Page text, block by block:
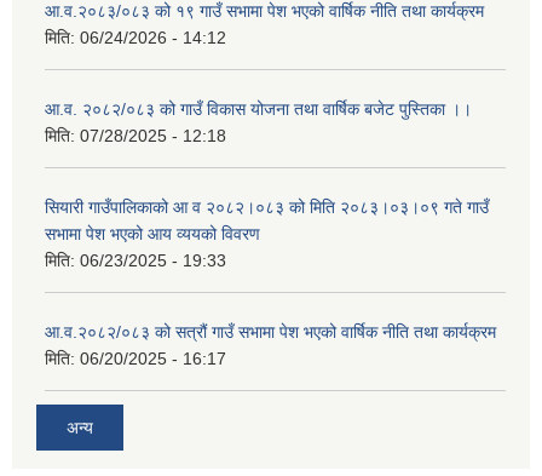
आ.व.२०८३/०८३ को १९ गाउँ सभामा पेश भएको वार्षिक नीति तथा कार्यक्रम
मिति: 06/24/2026 - 14:12
आ.व. २०८२/०८३ को गाउँ विकास योजना तथा वार्षिक बजेट पुस्तिका ।।
मिति: 07/28/2025 - 12:18
सियारी गाउँपालिकाको आ व २०८२।०८३ को मिति २०८३।०३।०९ गते गाउँ
सभामा पेश भएको आय व्ययको विवरण
मिति: 06/23/2025 - 19:33
आ.व.२०८२/०८३ को सत्रौं गाउँ सभामा पेश भएको वार्षिक नीति तथा कार्यक्रम
मिति: 06/20/2025 - 16:17
अन्य